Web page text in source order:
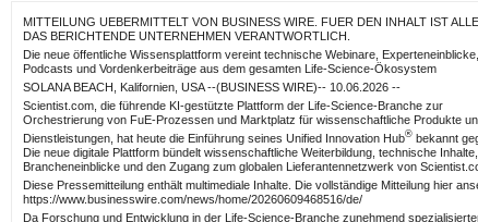
MITTEILUNG UEBERMITTELT VON BUSINESS WIRE. FUER DEN INHALT IST
DAS BERICHTENDE UNTERNEHMEN VERANTWORTLICH.
Die neue öffentliche Wissensplattform vereint technische Webinare, Experteneinblicke,
Podcasts und Vordenkerbeiträge aus dem gesamten Life-Science-Ökosystem
SOLANA BEACH, Kalifornien, USA --(BUSINESS WIRE)-- 10.06.2026 --
Scientist.com, die führende KI-gestützte Plattform der Life-Science-Branche zur
Orchestrierung von FuE-Prozessen und Marktplatz für wissenschaftliche Produkte
Dienstleistungen, hat heute die Einführung seines Unified Innovation Hub® bekannt
Die neue digitale Plattform bündelt wissenschaftliche Weiterbildung, technische Inhalte,
Brancheneinblicke und den Zugang zum globalen Lieferantennetzwerk von
Diese Pressemitteilung enthält multimediale Inhalte. Die vollständige Mitteilung hier
https://www.businesswire.com/news/home/20260609468516/de/
Da Forschung und Entwicklung in der Life-Science-Branche zunehmend